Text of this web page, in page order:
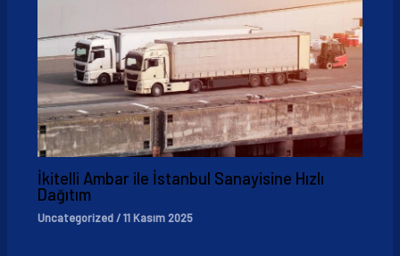
İkitelli Ambar ile İstanbul Sanayisine Hızlı
Dağıtım
Uncategorized/11 Kasım 2025